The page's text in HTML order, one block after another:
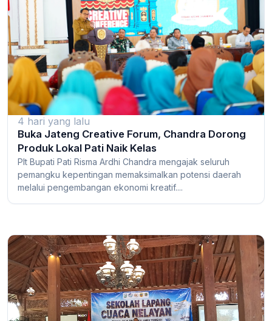
4 hari yang lalu
Buka Jateng Creative Forum, Chandra Dorong
Produk Lokal Pati Naik Kelas
Plt Bupati Pati Risma Ardhi Chandra mengajak seluruh
pemangku kepentingan memaksimalkan potensi daerah
melalui pengembangan ekonomi kreatif....